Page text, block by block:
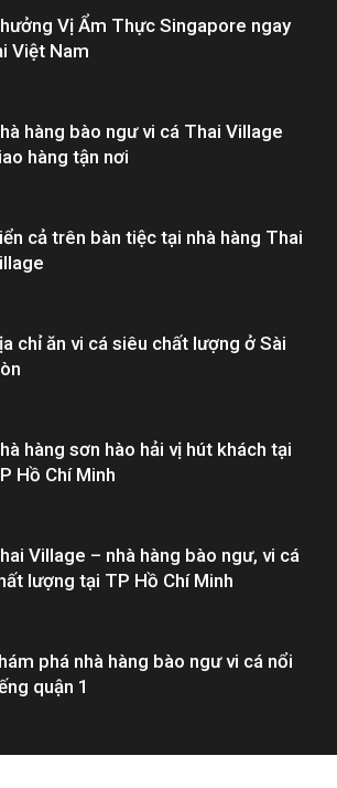
Vị Ẩm Thực Singapore ngay
Việt Nam
hàng bào ngư vi cá Thai Village
hàng tận nơi
cả trên bàn tiệc tại nhà hàng Thai
chỉ ăn vi cá siêu chất lượng ở Sài
hàng sơn hào hải vị hút khách tại
Hồ Chí Minh
Village – nhà hàng bào ngư, vi cá
lượng tại TP Hồ Chí Minh
phá nhà hàng bào ngư vi cá nổi
quận 1